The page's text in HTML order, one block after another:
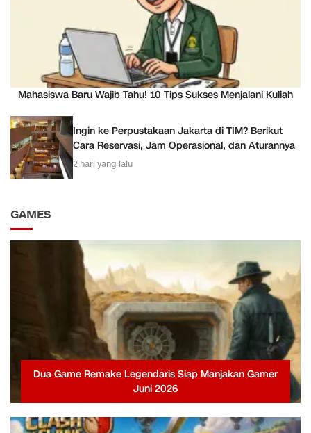
Mahasiswa Baru Wajib Tahu! 10 Tips Sukses Menjalani Kuliah
Ingin ke Perpustakaan Jakarta di TIM? Berikut
Cara Reservasi, Jam Operasional, dan Aturannya
2 hari yang lalu
GAMES
Dua Game Remake Legendaris Siap Manjakan Gamer
Juni 2026